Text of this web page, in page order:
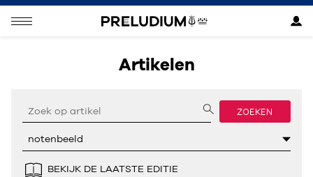
Artikelen
ZOEKEN
BEKIJK DE LAATSTE EDITIE